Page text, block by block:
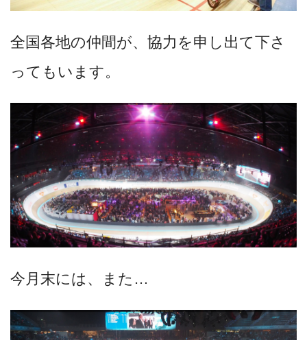
全国各地の仲間が、協力を申し出て下さ
ってもいます。
今月末には、また…